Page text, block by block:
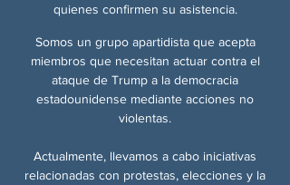
quienes confirmen su asistencia.
Somos un grupo apartidista que acepta
miembros que necesitan actuar contra el
ataque de Trump a la democracia
estadounidense mediante acciones no
violentas.
Actualmente, llevamos a cabo iniciativas
relacionadas con protestas, elecciones y la